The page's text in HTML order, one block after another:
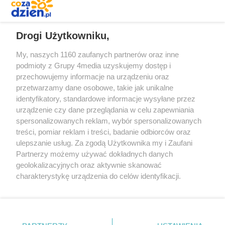
Redakcja Reklama Prywatność
Praca Łódź
the:protocol
Drogi Użytkowniku,
My, naszych 1160 zaufanych partnerów oraz inne
podmioty z Grupy 4media uzyskujemy dostęp i
przechowujemy informacje na urządzeniu oraz
przetwarzamy dane osobowe, takie jak unikalne
identyfikatory, standardowe informacje wysyłane przez
urządzenie czy dane przeglądania w celu zapewniania
spersonalizowanych reklam, wybór spersonalizowanych
treści, pomiar reklam i treści, badanie odbiorców oraz
ulepszanie usług. Za zgodą Użytkownika my i Zaufani
Partnerzy możemy używać dokładnych danych
geolokalizacyjnych oraz aktywnie skanować
charakterystykę urządzenia do celów identyfikacji.
zmienić/wycofać klikając przycisk ustawień prywatności